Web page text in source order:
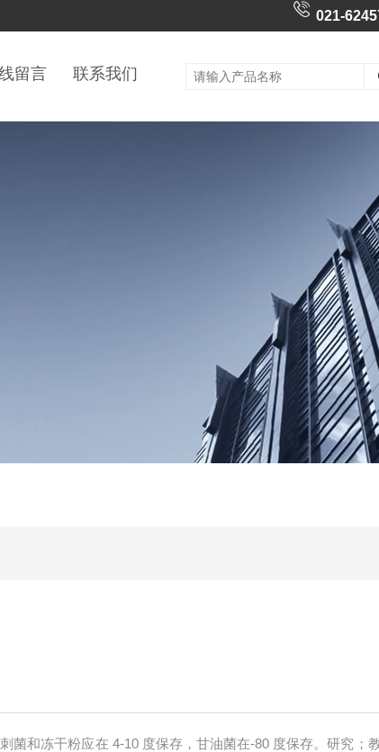
021-
留言 联系我们
菌和冻干粉应在 4-10 度保存，甘油菌在-80 度保存。研究；